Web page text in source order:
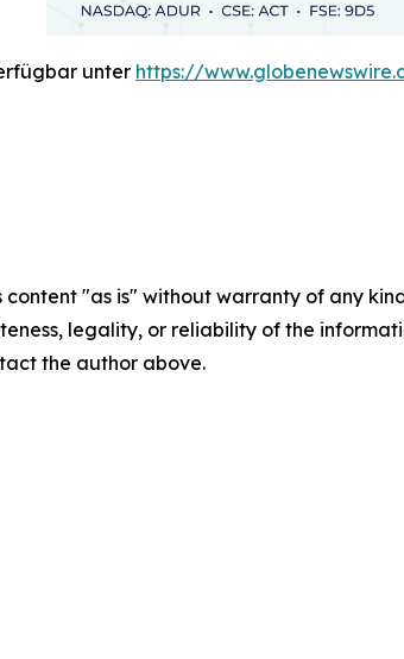
unter https://
content "as is" without warranty of any
legality, or reliability of the
the author above.